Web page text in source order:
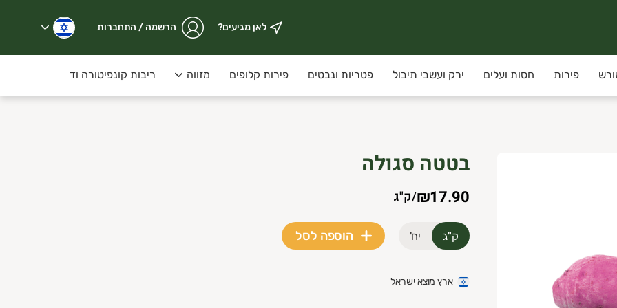
לאן מגיעים? הרשמה / התחברות
פירות חסות ועלים ירק ועשבי תיבול פטריות ונבטים פירות קלופים מזווה ריבות קונפיטורה ודבש על המדף
בטטה סגולה
₪17.90
/ק"ג
ק"ג יח' הוספה לסל
ארץ מוצא ישראל